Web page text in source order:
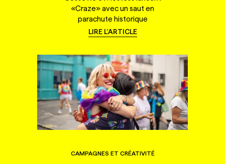
«Craze» avec un saut en
parachute historique
LIRE L'ARTICLE
CAMPAGNES ET CRÉATIVITÉ